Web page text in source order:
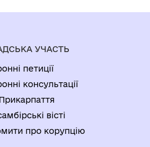
УЧАСТЬ
петиції
консультації
вісті
про корупцію